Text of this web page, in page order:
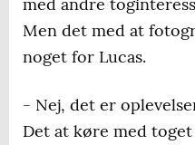
Men det med at
noget for Lucas.
- Nej, det er
Det at køre med